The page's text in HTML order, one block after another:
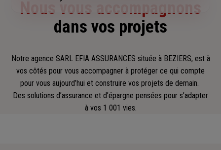
Nous vous accompagnons
dans vos projets
Notre agence SARL EFIA ASSURANCES située à BEZIERS, est à
vos côtés pour vous accompagner à protéger ce qui compte
pour vous aujourd’hui et construire vos projets de demain.
Des solutions d’assurance et d’épargne pensées pour s’adapter
à vos 1 001 vies.